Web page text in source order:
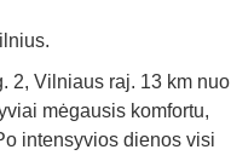
2, Vilniaus raj. 13 km nuo
mėgausis komfortu,
intensyvios dienos visi